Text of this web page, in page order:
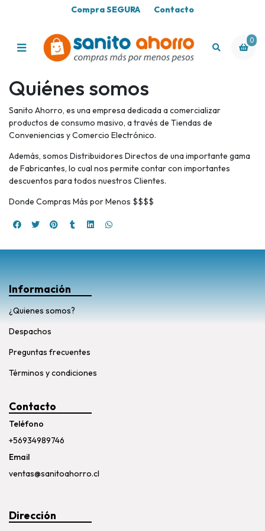
Compra SEGURA Contacto
0
Quiénes somos
Sanito Ahorro, es una empresa dedicada a comercializar
productos de consumo masivo, a través de Tiendas de
Conveniencias y Comercio Electrónico.
Además, somos Distribuidores Directos de una importante gama
de Fabricantes, lo cual nos permite contar con importantes
descuentos para todos nuestros Clientes.
Donde Compras Más por Menos $$$$
Información
¿Quienes somos?
Despachos
Preguntas frecuentes
Términos y condiciones
Contacto
Teléfono
+56934989746
Email
ventas@sanitoahorro.cl
Dirección